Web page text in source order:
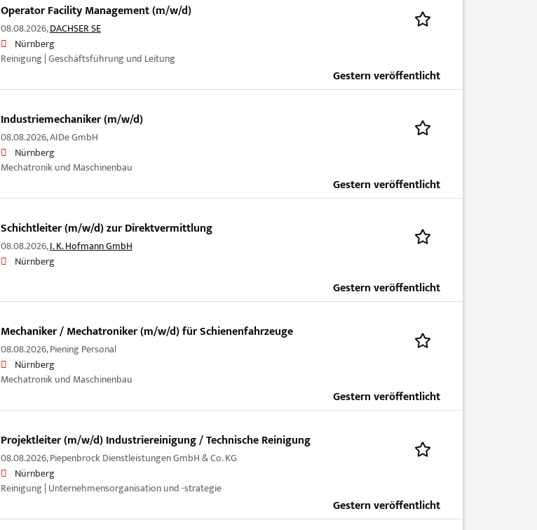
Operator Facility Management (m/w/d)
08.08.2026,DACHSER SE
Nürnberg
Reinigung | Geschäftsführung und Leitung
Gestern veröffentlicht
Industriemechaniker (m/w/d)
08.08.2026,AIDe GmbH
Nürnberg
Mechatronik und Maschinenbau
Gestern veröffentlicht
Schichtleiter (m/w/d) zur Direktvermittlung
08.08.2026,I. K. Hofmann GmbH
Nürnberg
Gestern veröffentlicht
Mechaniker / Mechatroniker (m/w/d) für Schienenfahrzeuge
08.08.2026,Piening Personal
Nürnberg
Mechatronik und Maschinenbau
Gestern veröffentlicht
Projektleiter (m/w/d) Industriereinigung / Technische Reinigung
08.08.2026,Piepenbrock Dienstleistungen GmbH & Co. KG
Nürnberg
Reinigung | Unternehmensorganisation und -strategie
Gestern veröffentlicht